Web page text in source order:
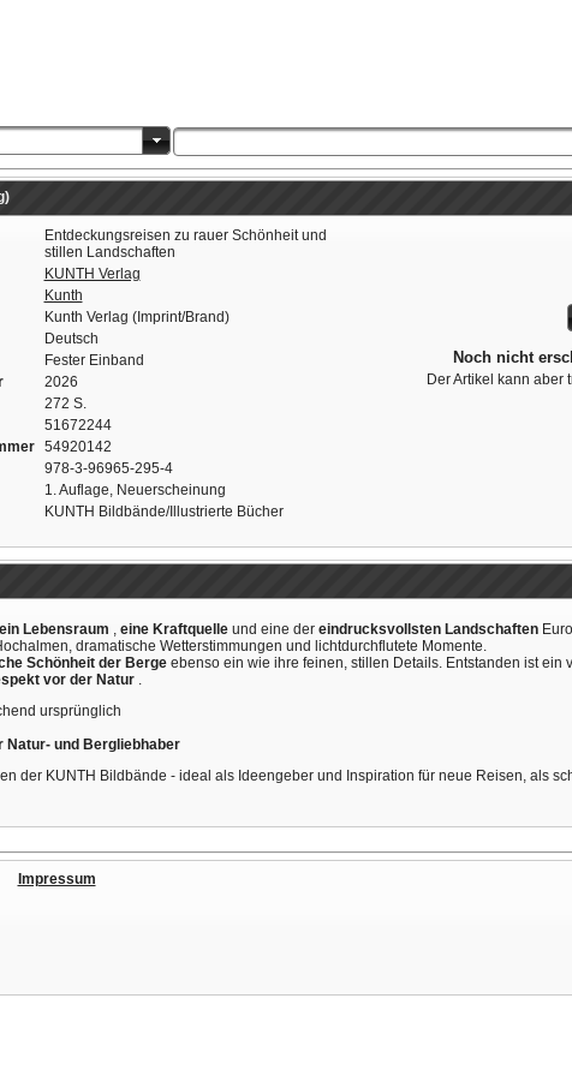
Entdeckungsreisen zu rauer Schönheit und
stillen Landschaften
KUNTH Verlag
Kunth
Kunth Verlag (Imprint/Brand)
Deutsch
Fester Einband
2026
272 S.
51672244
54920142
978-3-96965-295-4
1. Auflage, Neuerscheinung
KUNTH Bildbände/Illustrierte Bücher
Noch nicht
Der Artikel kann aber
ein Lebensraum eine Kraftquelleund eine der eindrucksvollsten Landschaften
dramatische Wetterstimmungen und lichtdurchflutete Momente.
Schönheit der Bergeebenso ein wie ihre feinen, stillen Details. Entstanden ist ein
vor der Natur.
ursprünglich
Natur- und Bergliebhaber
der KUNTH Bildbände - ideal als Ideengeber und Inspiration für neue Reisen, als
Impressum